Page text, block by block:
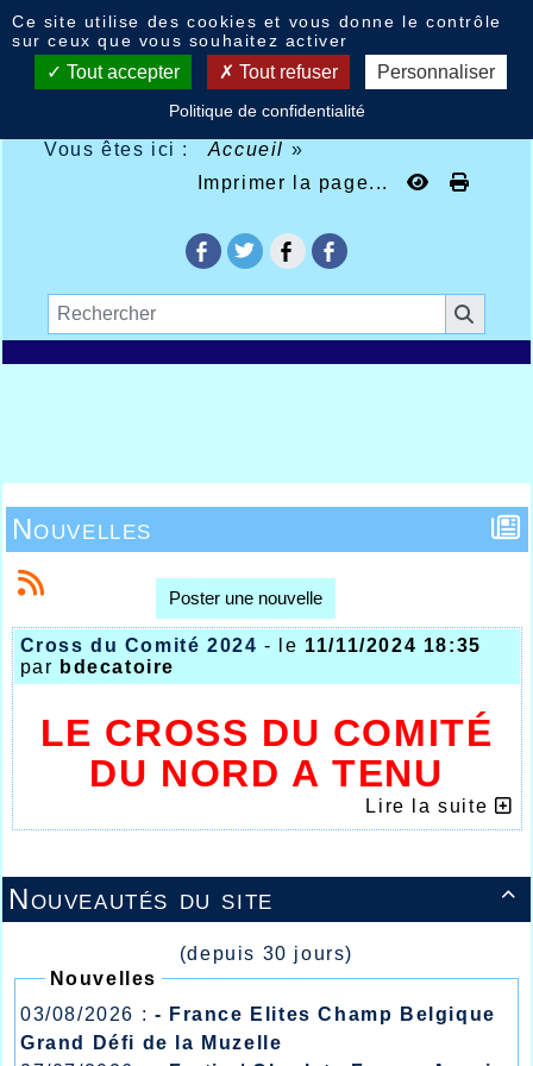
Vous êtes ici : Accueil »
Imprimer la page...

Nouveautés du site
(depuis 30 jours)
Nouvelles
03/08/2026 : - France Elites Champ Belgique
Grand Défi de la Muzelle
Nouvelles
Poster une nouvelle
Cross du Comité 2024 - le 11/11/2024 18:35
par bdecatoire
LE CROSS DU COMITÉ
DU NORD A TENU
TOUTES SESLire la suite
Ce site utilise des cookies et vous donne le contrôle
sur ceux que vous souhaitez activer
Tout accepter Tout refuser Personnaliser
Politique de confidentialité